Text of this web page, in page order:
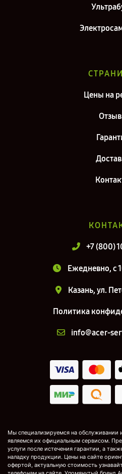
Цены на
+7 (800)
Ежедневно, с
Казань, ул.
Политика
info@acer-
Мы специализируемся на обслуживании
являемся их официальным сервисом.
услуги после истечения гарантии, а
наладку продукции. Цены на сайте
офертой, актуальную стоимость